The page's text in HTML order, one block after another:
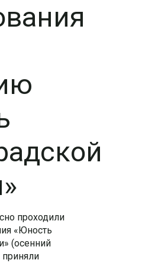
проходили
«Юность
(осенний
приняли